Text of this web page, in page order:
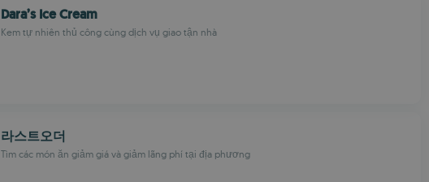
Dara’s Ice Cream
Kem tự nhiên thủ công cùng dịch vụ giao tận nhà
라스트오더
Tìm các món ăn giảm giá và giảm lãng phí tại địa phương